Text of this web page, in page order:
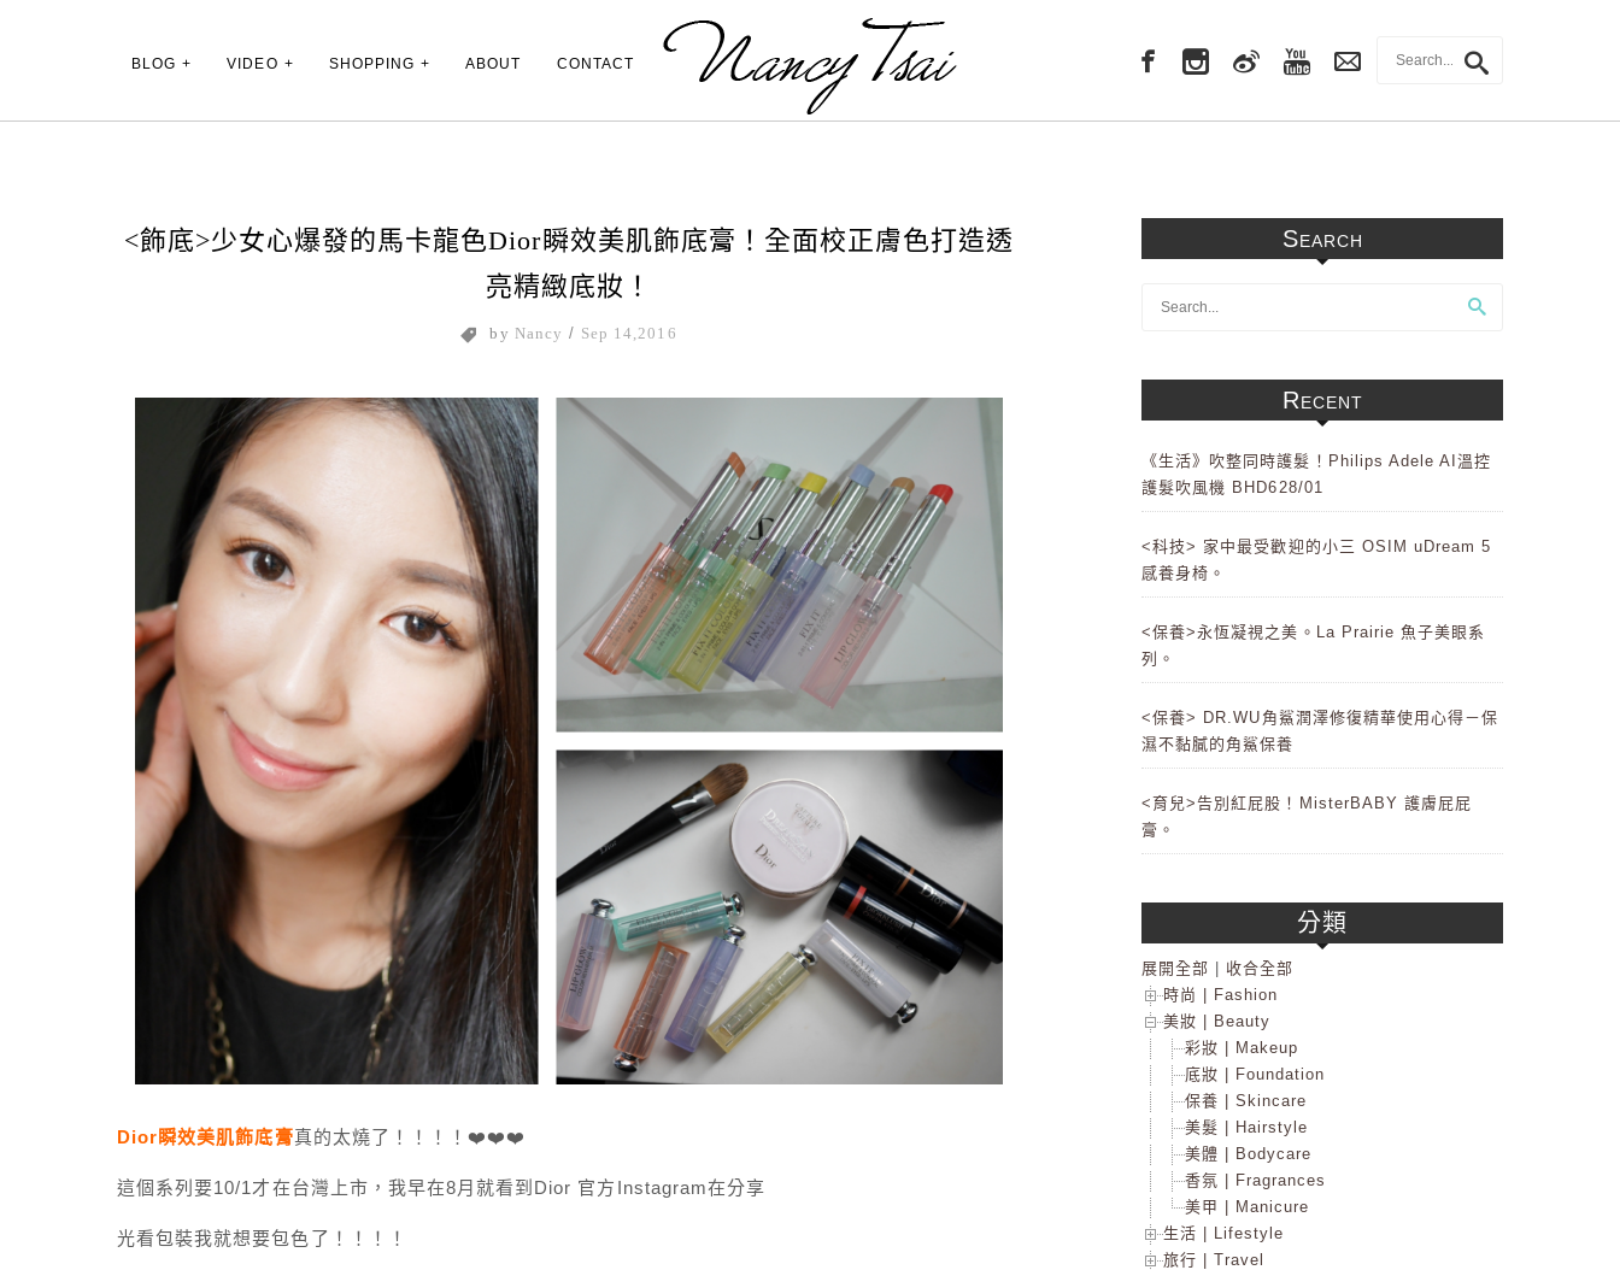
Main Menu
BLOG VIDEO SHOPPING ABOUT CONTACT
<飾底>少女心爆發的馬卡龍色Dior瞬效美肌飾底膏！全面校正膚色打造透
亮精緻底妝！
by Nancy / Sep 14,2016
Dior瞬效美肌飾底膏真的太燒了！！！！❤️❤️❤️
這個系列要10/1才在台灣上市，我早在8月就看到Dior 官方Instagram在分享
光看包裝我就想要包色了！！！！
Search
Recent
《生活》吹整同時護髮！Philips Adele AI溫控
護髮吹風機 BHD628/01
<科技> 家中最受歡迎的小三 OSIM uDream 5
感養身椅。
<保養>永恆凝視之美。La Prairie 魚子美眼系
列。
<保養> DR.WU角鯊潤澤修復精華使用心得－保
濕不黏膩的角鯊保養
<育兒>告別紅屁股！MisterBABY 護膚屁屁
膏。
分類
展開全部
收合全部
時尚 | Fashion
美妝 | Beauty
彩妝 | Makeup
底妝 | Foundation
保養 | Skincare
美髮 | Hairstyle
美體 | Bodycare
香氛 | Fragrances
美甲 | Manicure
生活 | Lifestyle
旅行 | Travel